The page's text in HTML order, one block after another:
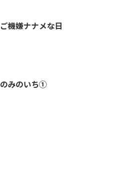
ご機嫌ナナメな日
のみのいち①